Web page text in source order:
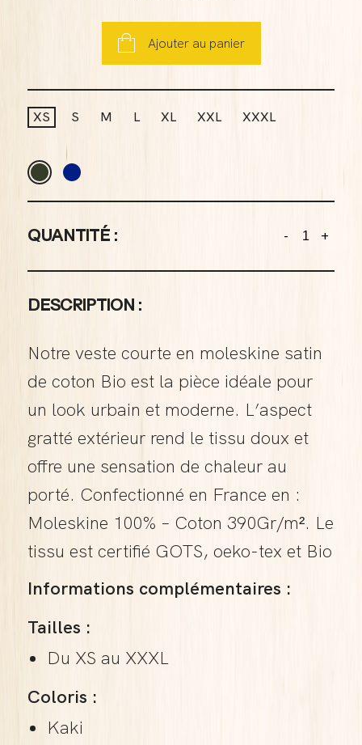
Ajouter au panier
XS S M L XL XXL XXXL
QUANTITÉ : - +
DESCRIPTION :
Notre veste courte en moleskine satin
de coton Bio est la pièce idéale pour
un look urbain et moderne. L’aspect
gratté extérieur rend le tissu doux et
offre une sensation de chaleur au
porté. Confectionné en France en :
Moleskine 100% – Coton 390Gr/m². Le
tissu est certifié GOTS, oeko-tex et Bio
Informations complémentaires :
Tailles :
Du XS au XXXL
Coloris :
Kaki